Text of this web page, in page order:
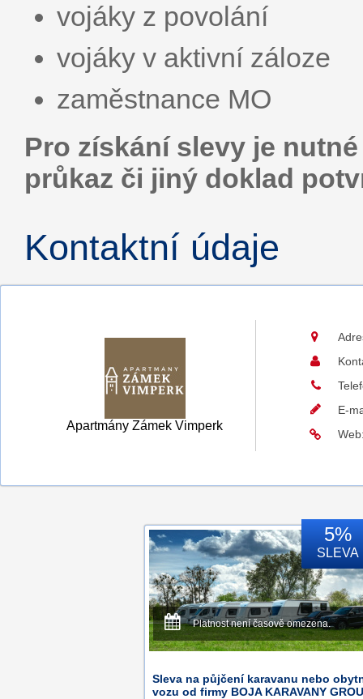
vojáky z povolání
vojáky v aktivní záloze
zaměstnance MO
Pro získání slevy je
průkaz či jiný doklad
Kontaktní údaje
Apartmány Zámek Vimperk
E-
5%
SLEVA
Platnost není časově omezena.
Sleva na půjčení karavanu nebo
vozu od firmy BOJA KARAVANY